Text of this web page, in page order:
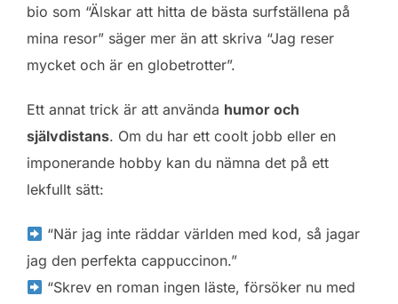
bio som “Älskar att hitta de bästa surfställena på
mina resor” säger mer än att skriva “Jag reser
mycket och är en globetrotter”.
Ett annat trick är att använda humor och
självdistans. Om du har ett coolt jobb eller en
imponerande hobby kan du nämna det på ett
lekfullt sätt:
“När jag inte räddar världen med kod, så jagar
jag den perfekta cappuccinon.”
“Skrev en roman ingen läste, försöker nu med